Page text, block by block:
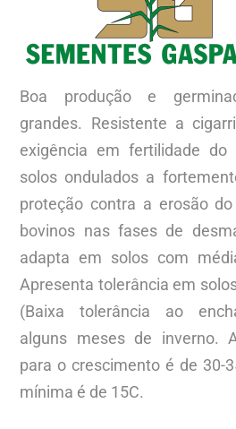
Boa produção e
grandes. Resistente a
exigência em fertilidade do
solos ondulados a
proteção contra a erosão
bovinos nas fases de
adapta em solos com
Apresenta tolerância em
(Baixa tolerância ao
alguns meses de inverno.
para o crescimento é de 30-
mínima é de 15C.